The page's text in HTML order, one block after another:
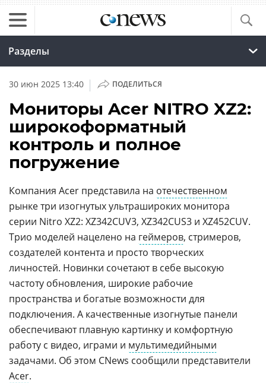
Разделы
30 июн 2025 13:40 | ПОДЕЛИТЬСЯ
Мониторы Acer NITRO XZ2:
широкоформатный
контроль и полное
погружение
Компания Acer представила на отечественном
рынке три изогнутых ультрашироких монитора
серии Nitro XZ2: XZ342CUV3, XZ342CUS3 и XZ452CUV.
Трио моделей нацелено на геймеров, стримеров,
создателей контента и просто творческих
личностей. Новинки сочетают в себе высокую
частоту обновления, широкие рабочие
пространства и богатые возможности для
подключения. А качественные изогнутые панели
обеспечивают плавную картинку и комфортную
работу с видео, играми и мультимедийными
задачами. Об этом CNews сообщили представители
Acer.